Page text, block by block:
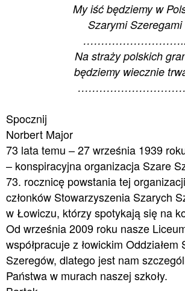
My iść będziemy w
Szarymi Szeregami
………………………..
Na straży polskich
będziemy wiecznie
Spocznij
Norbert Major
73 lata temu – 27 września 1939
– konspiracyjna organizacja Szare
73. rocznicę powstania tej
członków Stowarzyszenia Szarych
w Łowiczu, którzy spotykają się na
Od września 2009 roku nasze
współpracuje z łowickim Oddziałem
Szeregów, dlatego jest nam
Państwa w murach naszej szkoły.